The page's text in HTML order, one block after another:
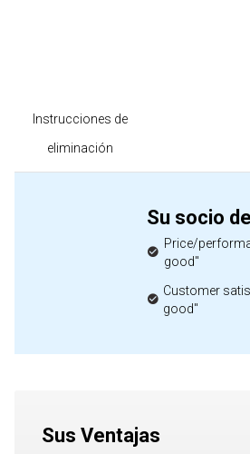
Instrucciones de
eliminación
Su socio
Price/
good"
Customer
good"
Sus Ventajas